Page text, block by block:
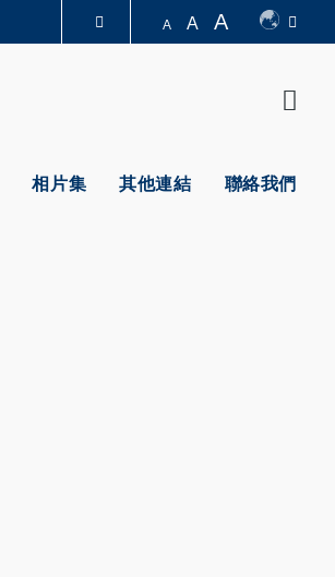
A A A
相片集 其他連結 聯絡我們